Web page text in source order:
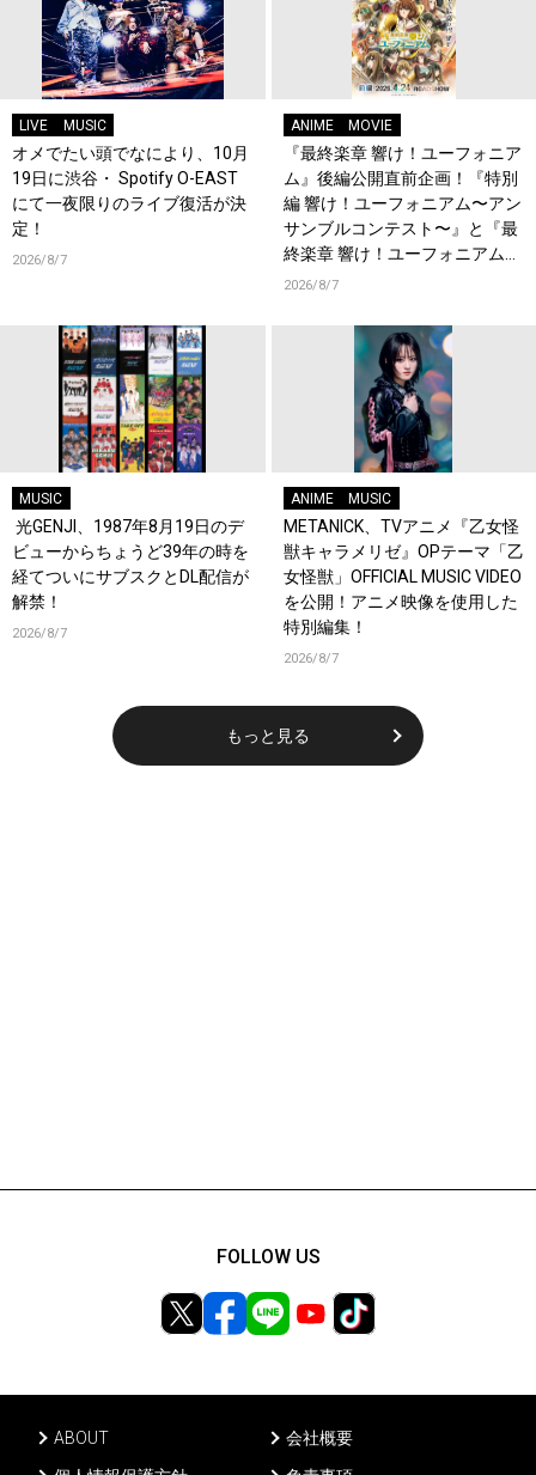
LIVE MUSIC
オメでたい頭でなにより、10月
19日に渋谷・ Spotify O-EAST
にて一夜限りのライブ復活が決
定！
2026/8/7
ANIME MOVIE
『最終楽章 響け！ユーフォニア
ム』後編公開直前企画！『特別
編 響け！ユーフォニアム〜アン
サンブルコンテスト〜』と『最
終楽章 響け！ユーフォニアム』
前編の一挙上映が決定！
2026/8/7
MUSIC
光GENJI、1987年8月19日のデ
ビューからちょうど39年の時を
経てついにサブスクとDL配信が
解禁！
2026/8/7
ANIME MUSIC
METANICK、TVアニメ『乙女怪
獣キャラメリゼ』OPテーマ「乙
女怪獣」OFFICIAL MUSIC VIDEO
を公開！アニメ映像を使用した
特別編集！
2026/8/7
もっと見る
ABOUT
会社概要
FOLLOW US